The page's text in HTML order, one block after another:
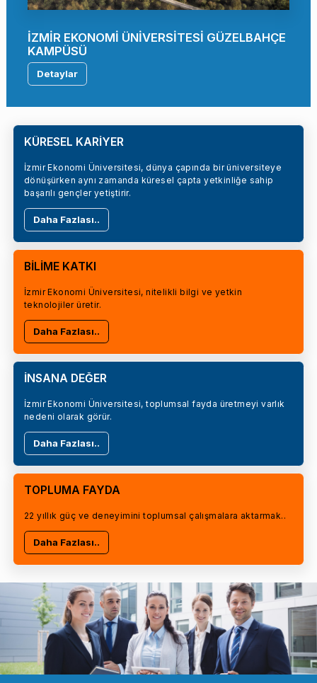
İZMİR EKONOMİ ÜNİVERSİTESİ GÜZELBAHÇE
KAMPÜSÜ
Detaylar
KÜRESEL KARİYER
İzmir Ekonomi Üniversitesi, dünya çapında bir üniversiteye
dönüşürken aynı zamanda küresel çapta yetkinliğe sahip
başarılı gençler yetiştirir.
Daha Fazlası..
BİLİME KATKI
İzmir Ekonomi Üniversitesi, nitelikli bilgi ve yetkin
teknolojiler üretir.
Daha Fazlası..
İNSANA DEĞER
İzmir Ekonomi Üniversitesi, toplumsal fayda üretmeyi varlık
nedeni olarak görür.
Daha Fazlası..
TOPLUMA FAYDA
22 yıllık güç ve deneyimini toplumsal çalışmalara aktarmak..
Daha Fazlası..